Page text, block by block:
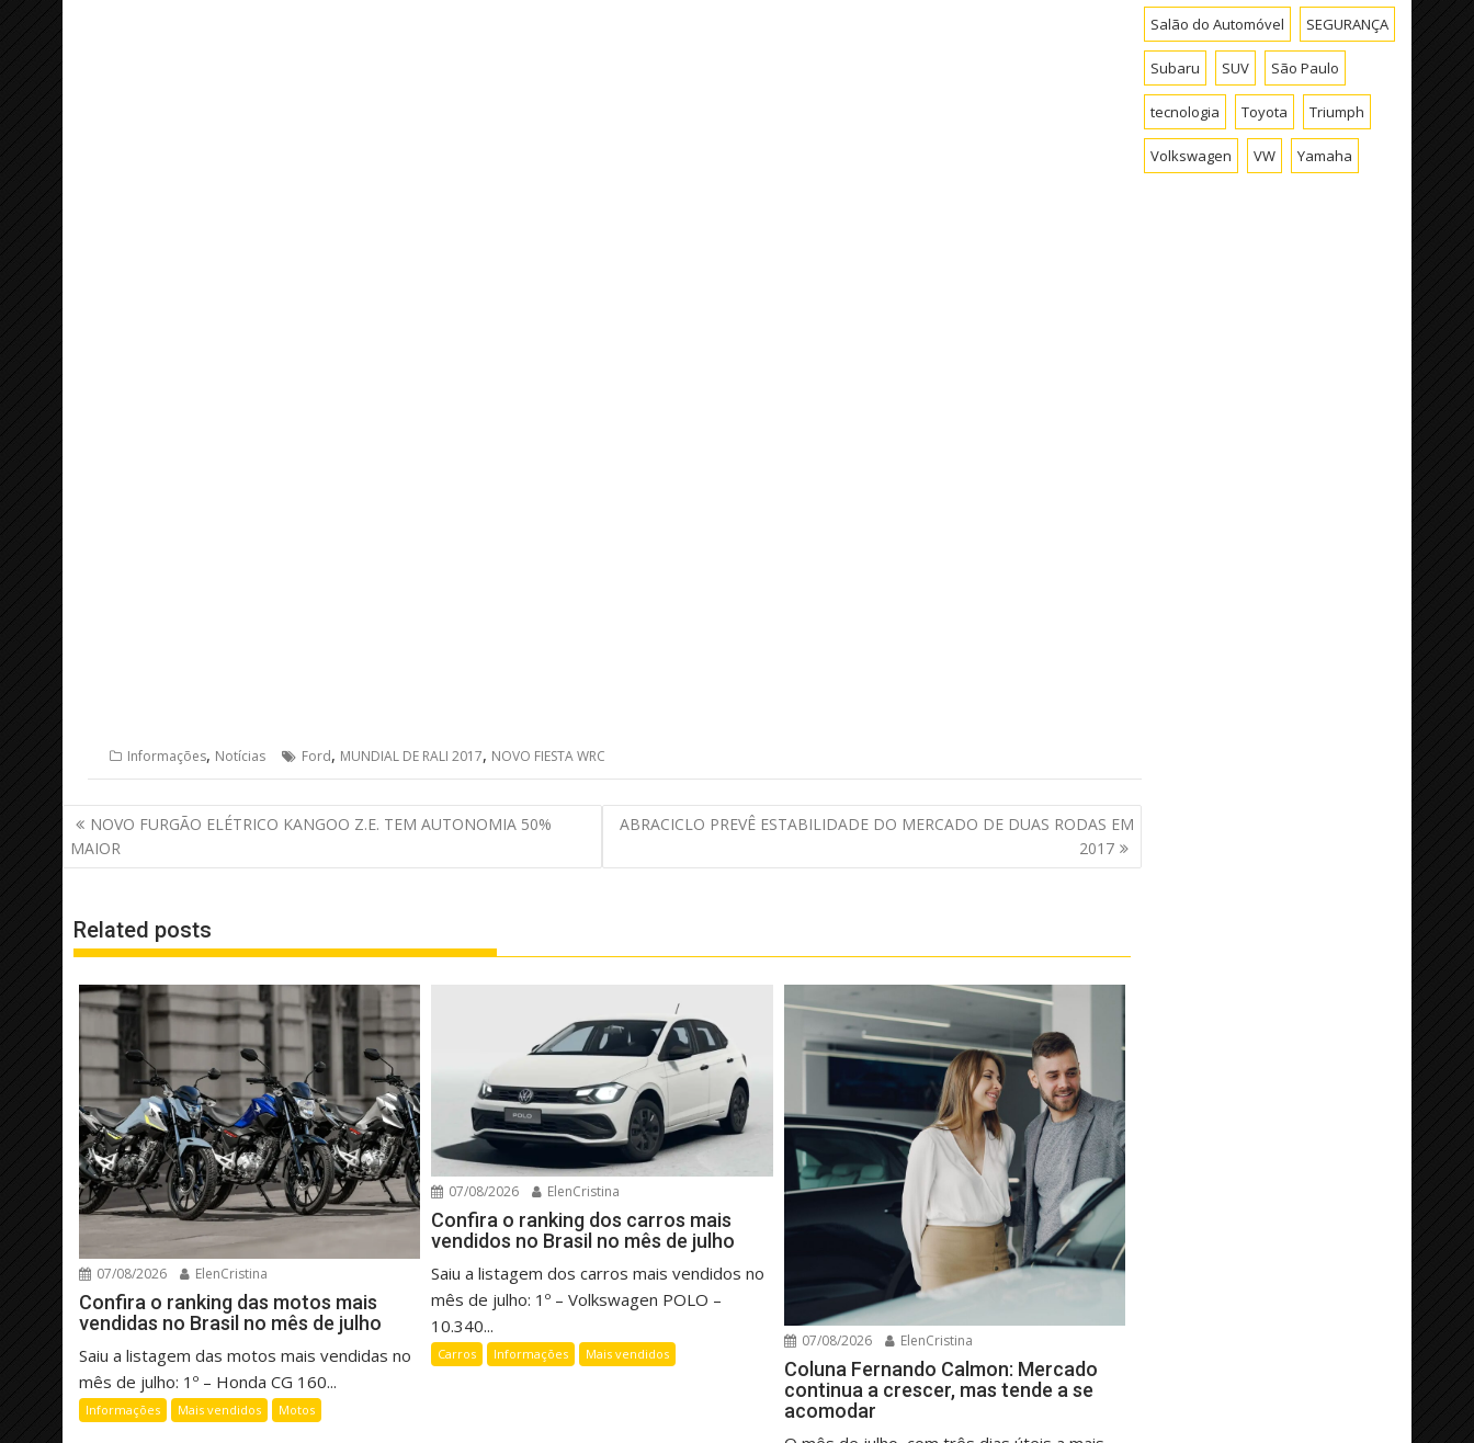
Informações, Notícias Ford, MUNDIAL DE RALI 2017, NOVO FIESTA WRC
Navegação
de
Post
NOVO FURGÃO ELÉTRICO KANGOO Z.E. TEM AUTONOMIA 50%
MAIOR
ABRACICLO PREVÊ ESTABILIDADE DO MERCADO DE DUAS RODAS EM
2017
Related posts
07/08/2026 ElenCristina
Confira o ranking das motos mais
vendidas no Brasil no mês de julho
Saiu a listagem das motos mais vendidas no
mês de julho: 1º – Honda CG 160...
Informações Mais vendidos Motos
07/08/2026 ElenCristina
Confira o ranking dos carros mais
vendidos no Brasil no mês de julho
Saiu a listagem dos carros mais vendidos no
mês de julho: 1º – Volkswagen POLO –
10.340...
Carros Informações Mais vendidos
07/08/2026 ElenCristina
Coluna Fernando Calmon: Mercado
continua a crescer, mas tende a se
acomodar
Salão do Automóvel SEGURANÇA
Subaru SUV São Paulo
tecnologia Toyota Triumph
Volkswagen VW Yamaha